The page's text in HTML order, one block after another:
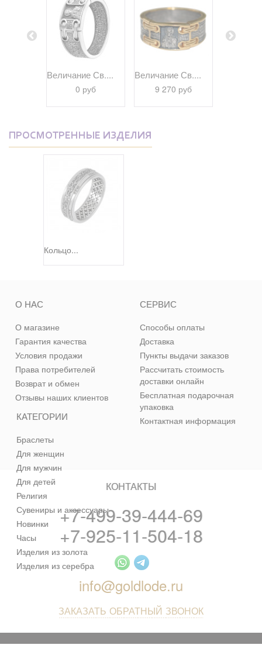
Величание Св....
0 руб
Величание Св....
9 270 руб
ПРОСМОТРЕННЫЕ ИЗДЕЛИЯ
Кольцо...
КАТЕГОРИИ
Браслеты
Для женщин
Для мужчин
Для детей
Религия
Сувениры и аксессуары
Новинки
Часы
Изделия из золота
Изделия из серебра
О НАС
О магазине
Гарантия качества
Условия продажи
Права потребителей
Возврат и обмен
Отзывы наших клиентов
СЕРВИС
Способы оплаты
Доставка
Пункты выдачи заказов
Рассчитать стоимость
доставки онлайн
Бесплатная подарочная
упаковка
Контактная информация
КОНТАКТЫ
+7-499-39-444-69
+7-925-11-504-18
info@goldlode.ru
ЗАКАЗАТЬ ОБРАТНЫЙ ЗВОНОК